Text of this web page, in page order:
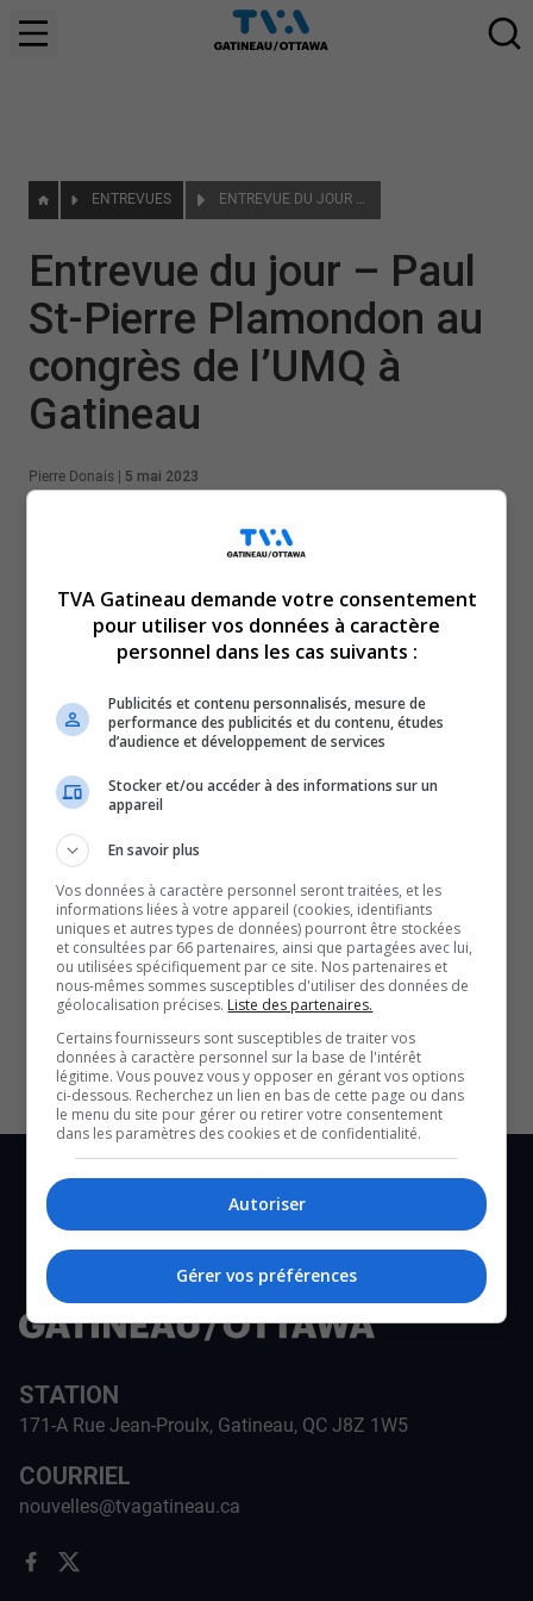
ENTREVUES ENTREVUE DU JOUR – PAUL ST-PIERRE PLAMONDON AU CONGRÈS DE L’UMQ À GATINEAU
Entrevue du jour – Paul
St-Pierre Plamondon au
congrès de l’UMQ à
Gatineau
Pierre Donais 5 mai 2023
Ça préoccupe aussi nos élus. Le chef du Parti
québécois, Paul St-Pierre Plamondon, nous partage
sa vision de la ville de demain.
SOUTENIR NOS MÉDIAS, C’EST PROTÉGER NOTRE
CULTURE ET NOTRE ÉCONOMIE
STATION
171-A Rue Jean-Proulx, Gatineau, QC J8Z 1W5
COURRIEL
nouvelles@tvagatineau.ca
TVA Gatineau demande votre consentement
pour utiliser vos données à caractère
personnel dans les cas suivants :
Publicités et contenu personnalisés, mesure de
performance des publicités et du contenu, études
d’audience et développement de services
Stocker et/ou accéder à des informations sur un
appareil
En savoir plus
Vos données à caractère personnel seront traitées, et les
informations liées à votre appareil (cookies, identifiants
uniques et autres types de données) pourront être stockées
et consultées par 66 partenaires, ainsi que partagées avec lui,
ou utilisées spécifiquement par ce site. Nos partenaires et
nous-mêmes sommes susceptibles d'utiliser des données de
géolocalisation précises. Liste des partenaires.
Certains fournisseurs sont susceptibles de traiter vos
données à caractère personnel sur la base de l'intérêt
légitime. Vous pouvez vous y opposer en gérant vos options
ci-dessous. Recherchez un lien en bas de cette page ou dans
le menu du site pour gérer ou retirer votre consentement
dans les paramètres des cookies et de confidentialité.
Autoriser
Gérer vos préférences